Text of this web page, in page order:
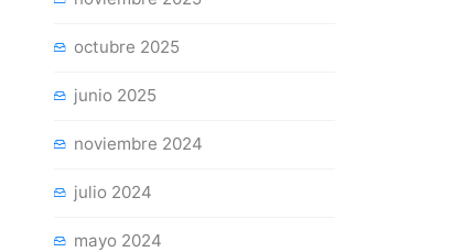
octubre 2025
junio 2025
noviembre 2024
julio 2024
mayo 2024